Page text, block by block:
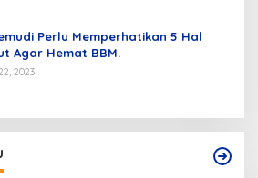
Perlu Memperhatikan 5 Hal
Agar Hemat BBM.
2023